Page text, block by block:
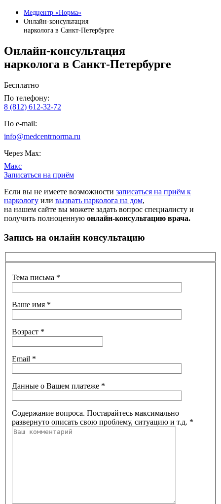
Медцентр «Норма»
Онлайн-консультация
нарколога в Санкт-Петербурге
Онлайн-консультация
нарколога в Санкт-Петербурге
Бесплатно
По телефону:
8 (812) 612-32-72
По e-mail:
info@medcentrnorma.ru
Через Max:
Макс
Записаться на приём
Если вы не имеете возможности записаться на приём к
наркологу или вызвать нарколога на дом,
на нашем сайте вы можете задать вопрос специалисту и
получить полноценную онлайн-консультацию врача.
Запись на онлайн консультацию
Тема письма *
Ваше имя *
Возраст *
Email *
Данные о Вашем платеже *
Содержание вопроса. Постарайтесь максимально
развернуто описать свою проблему, ситуацию и т.д. *